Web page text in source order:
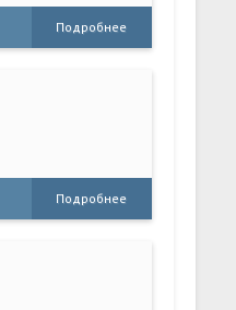
Подробнее
Подробнее